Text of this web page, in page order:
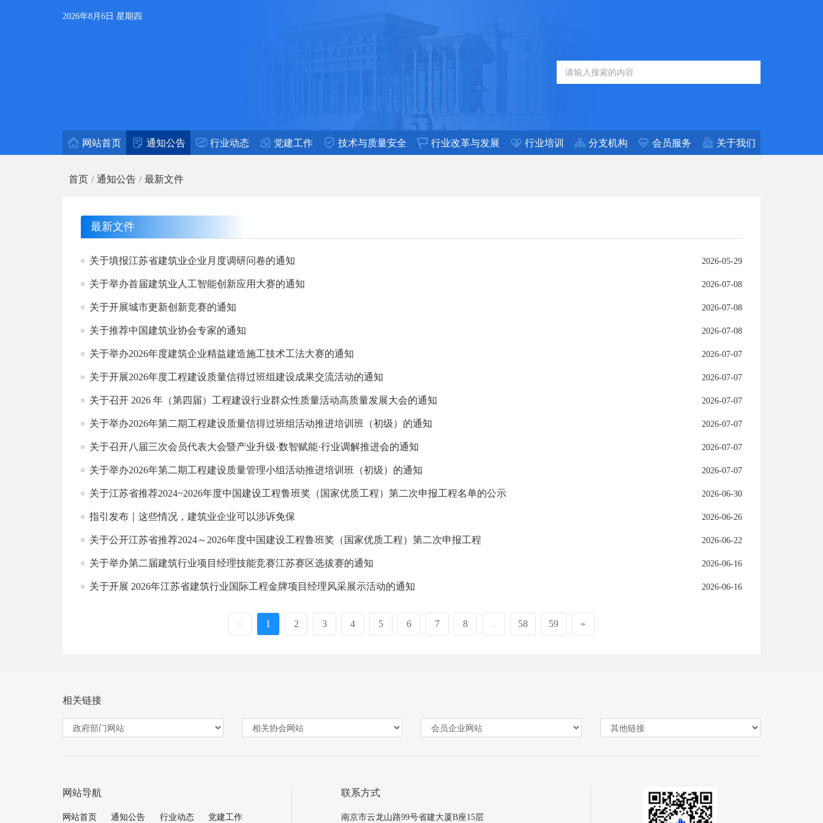
2026年8月6日 星期四
网站首页 通知公告 行业动态 党建工作 技术与质量安全 行业改革与发展 行业培训 分支机构 会员服务 关于我们
首页 通知公告 最新文件
最新文件
关于填报江苏省建筑业企业月度调研问卷的通知 2026-05-29
关于举办首届建筑业人工智能创新应用大赛的通知 2026-07-08
关于开展城市更新创新竞赛的通知 2026-07-08
关于推荐中国建筑业协会专家的通知 2026-07-08
关于举办2026年度建筑企业精益建造施工技术工法大赛的通知 2026-07-07
关于开展2026年度工程建设质量信得过班组建设成果交流活动的通知 2026-07-07
关于召开 2026 年（第四届）工程建设行业群众性质量活动高质量发展大会的通知 2026-07-07
关于举办2026年第二期工程建设质量信得过班组活动推进培训班（初级）的通知 2026-07-07
关于召开八届三次会员代表大会暨产业升级·数智赋能·行业调解推进会的通知 2026-07-07
关于举办2026年第二期工程建设质量管理小组活动推进培训班（初级）的通知 2026-07-07
关于江苏省推荐2024~2026年度中国建设工程鲁班奖（国家优质工程）第二次申报工程名单的公示 2026-06-30
指引发布｜这些情况，建筑业企业可以涉诉免保 2026-06-26
关于公开江苏省推荐2024～2026年度中国建设工程鲁班奖（国家优质工程）第二次申报工程 2026-06-22
关于举办第二届建筑行业项目经理技能竞赛江苏赛区选拔赛的通知 2026-06-16
关于开展 2026年江苏省建筑行业国际工程金牌项目经理风采展示活动的通知 2026-06-16
« 1 2 3 4 5 6 7 8 ... 58 59 »
相关链接
网站导航
网站首页 通知公告 行业动态 党建工作
联系方式
南京市云龙山路99号省建大厦B座15层